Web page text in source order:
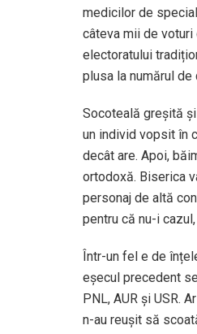
medicilor de
câteva mii de
electoratului
plusa la numărul
Socoteală greșită
un individ vopsit în
decât are. Apoi,
ortodoxă. Biserica
personaj de altă
pentru că nu-i
Într-un fel e de
eșecul precedent
PNL, AUR și USR.
n-au reușit să